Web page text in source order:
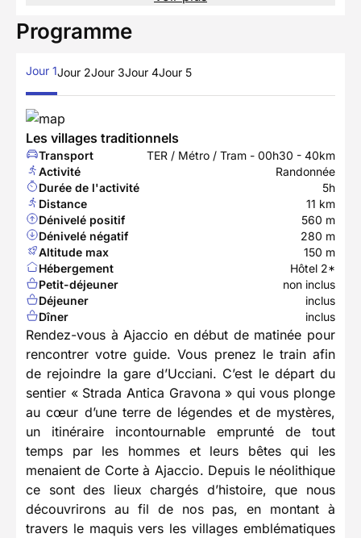
Programme
Jour 1Jour 2Jour 3Jour 4Jour 5
Les villages traditionnels
Transport
TER / Métro / Tram - 00h30 - 40km
Activité
Randonnée
Durée de l'activité
5h
Distance
11 km
Dénivelé positif
560 m
Dénivelé négatif
280 m
Altitude max
150 m
Hébergement
Hôtel 2*
Petit-déjeuner
non inclus
Déjeuner
inclus
Dîner
inclus
Rendez-vous à Ajaccio en début de matinée pour
rencontrer votre guide. Vous prenez le train afin
de rejoindre la gare d’Ucciani. C’est le départ du
sentier « Strada Antica Gravona » qui vous plonge
au cœur d’une terre de légendes et de mystères,
un itinéraire incontournable emprunté de tout
temps par les hommes et leurs bêtes qui les
menaient de Corte à Ajaccio. Depuis le néolithique
ce sont des lieux chargés d’histoire, que nous
découvrirons au fil de nos pas, en montant à
travers le maquis vers les villages emblématiques